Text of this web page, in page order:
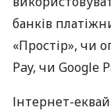
банків
«Простір», чи
Pay, чи Google
Інтернет-